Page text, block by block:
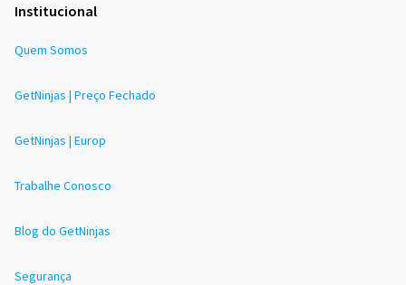
Institucional
Quem Somos
GetNinjas | Preço Fechado
GetNinjas | Europ
Trabalhe Conosco
Blog do GetNinjas
Segurança